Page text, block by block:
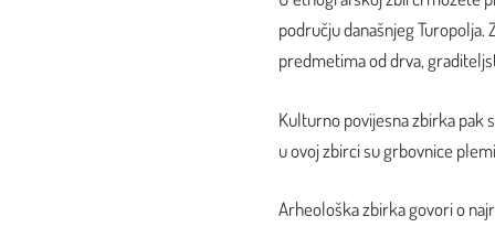
području današnjeg Turopolja.
predmetima od drva,
Kulturno povijesna zbirka pak
u ovoj zbirci su grbovnice
Arheološka zbirka govori o